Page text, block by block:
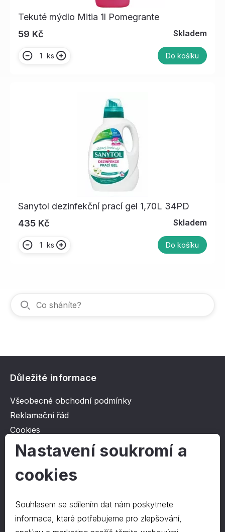
Tekuté mýdlo Mitia 1l Pomegrante
59 Kč
Skladem
ks Do košíku
Sanytol dezinfekční prací gel 1,70L 34PD
435 Kč
Skladem
ks Do košíku
Důležité informace
Všeobecné obchodní podmínky
Reklamační řád
Cookies
Ochrana osobních údajů
O společnosti
Kontakt
O nás
Nastavení soukromí a
cookies
Souhlasem se sdílením dat nám poskytnete
informace, které potřebujeme pro zlepšování,